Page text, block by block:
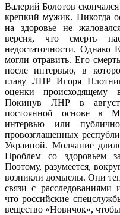
Валерий Болотов
крепкий мужик. Никогда
на здоровье не
версия, что смерть
недостаточности. Однако
могли отравить. Его
после интервью, в
главу ЛНР Игоря
оценки происходящему
Покинув ЛНР в
постоянной основе в
интервью или
провозглашенных
Украиной. Молчание
Проблем со здоровьем
Поэтому, разумеется,
возникли домыслы. Они
связи с
что российские
вещество «Новичок»,